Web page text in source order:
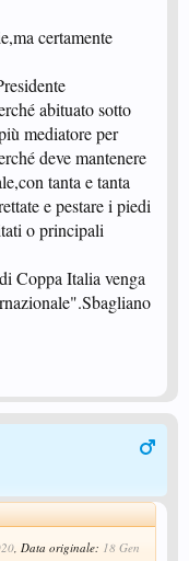
certamente
abituato sotto
mediatore per
deve mantenere
tanta e tanta
e pestare i piedi
o principali
Coppa Italia venga
, Data originale: 18 Gen